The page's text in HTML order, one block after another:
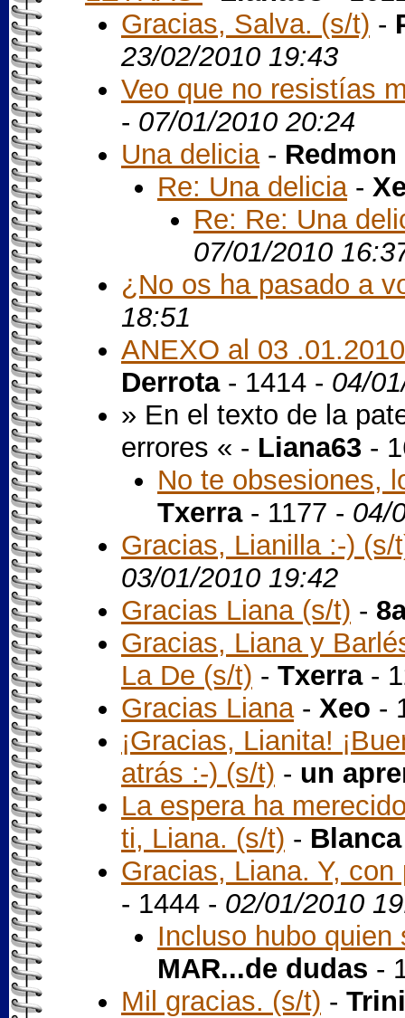
Gracias, Salva. (s/t) -
23/02/2010 19:43
Veo que no resistías
- 07/01/2010 20:24
Una delicia-
Re: Una delicia-
Re: Re: Una
07/01/2010
¿No os ha pasado a
18:51
ANEXO al 03
Derrota- 1414 - 04/
» En el texto de la
errores « - Liana63 -
No te obsesiones,
Txerra- 1177 - 04/
Gracias, Lianilla :-) (s/
03/01/2010 19:42
Gracias Liana (s/t) -
Gracias, Liana y
La De (s/t) - Txerra-
Gracias Liana- Xeo -
¡Gracias, Lianita!
atrás :-) (s/t) - un
La espera ha
ti, Liana. (s/t) - Blanca
Gracias, Liana. Y,
- 1444 - 02/01/2010
Incluso hubo
MAR...de dudas -
Mil gracias. (s/t) -